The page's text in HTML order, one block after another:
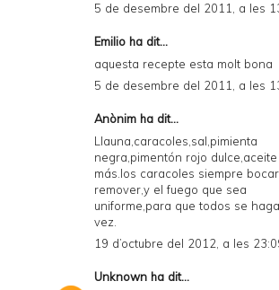
5 de desembre del 2011, a les
Emilio ha dit...
aquesta recepte esta molt bona
5 de desembre del 2011, a les
Anònim ha dit...
Llauna,caracoles,sal,pimienta
negra,pimentón rojo
más.los caracoles siempre
remover,y el fuego que sea
uniforme,para que todos se
vez.
19 d’octubre del 2012, a les
Unknown ha dit...